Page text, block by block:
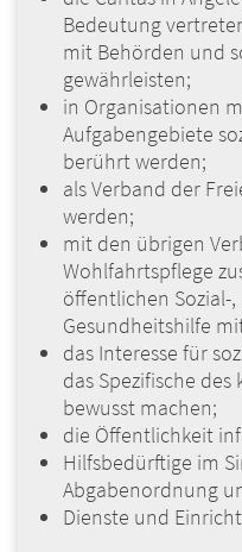
Bedeutung
mit Behörden und
gewährleisten;
in Organisationen
Aufgabengebie­te
berührt werden;
als Verband der
wer­den;
mit den übrigen
Wohlfahrts­pflege
öffentlichen Sozial-
Gesundheitshilfe
das Interesse für
das Spe­zifische
bewusst machen;
die Öffentlichkeit
Hilfsbedürftige im
Abgabenordnung
Dienste und